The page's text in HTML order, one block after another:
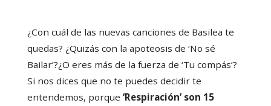
¿Con cuál de las nuevas canciones de Basilea te
quedas? ¿Quizás con la apoteosis de ‘No sé
Bailar’?¿O eres más de la fuerza de ‘Tu compás’?
Si nos dices que no te puedes decidir te
entendemos, porque ‘Respiración’ son 15